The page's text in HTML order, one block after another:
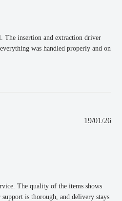
The insertion and extraction driver
was handled properly and on
The quality of the items shows
is thorough, and delivery stays
19/01/26